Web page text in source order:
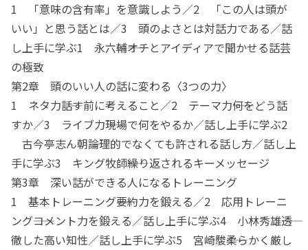
1 「意味の含有率」を意識しよう／2 「この人は頭が
いい」と思う話とは／3 頭のよさとは対話力である／話
し上手に学ぶ1 永六輔――オチとアイディアで聞かせる話芸
の極致
第2章 頭のいい人の話に変わる〈3つの力〉
1 ネタ力――話す前に考えること／2 テーマ力――何をどう話
すか／3 ライブ力――現場で何をやるか／話し上手に学ぶ2
古今亭志ん朝――論理的でなくても許される話し方／話し上
手に学ぶ3 キング牧師――繰り返されるキーメッセージ
第3章 深い話ができる人になるトレーニング
1 基本トレーニング――要約力を鍛える／2 応用トレーニ
ング――コメント力を鍛える／話し上手に学ぶ4 小林秀雄――透
徹した高い知性／話し上手に学ぶ5 宮崎駿――柔らかく厳し